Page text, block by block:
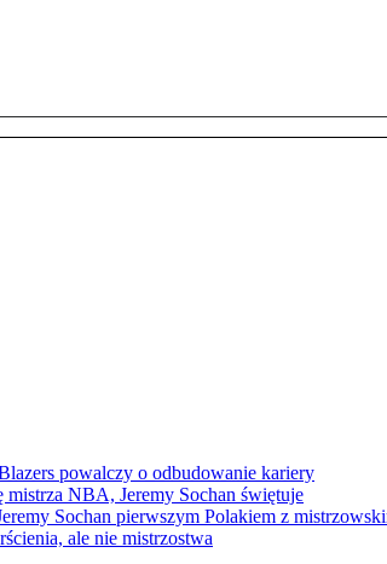
powalczy o odbudowanie kariery
mistrza NBA, Jeremy Sochan świętuje
Sochan pierwszym Polakiem z
ale nie mistrzostwa